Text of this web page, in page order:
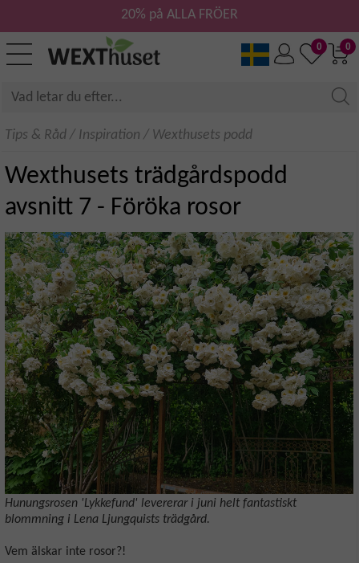
0
0
20% på ALLA FRÖER
Tips & Råd / Inspiration / Wexthusets podd
Wexthusets trädgårdspodd
avsnitt 7 - Föröka rosor
Hunungsrosen 'Lykkefund' levererar i juni helt fantastiskt
blommning i Lena Ljungquists trädgård.
Vem älskar inte rosor?!